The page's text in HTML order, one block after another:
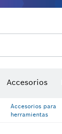
Accesorios
Accesorios para
herramientas